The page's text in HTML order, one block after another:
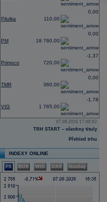
Pilulka 110,00
0,00
PM 18 760,00
0,00
Primoco 720,00
-1,37
TMR 360,00
0,00
VIG 1 765,00
-1,78
07.08.2026 17:00:02
TRH START – všechny tituly
Přehled trhu
INDEXY ONLINE
PX BUX WIG DAX Nasdaq